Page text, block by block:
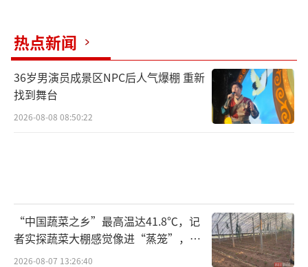
热点新闻
36岁男演员成景区NPC后人气爆棚 重新
找到舞台
2026-08-08 08:50:22
“中国蔬菜之乡”最高温达41.8℃，记
者实探蔬菜大棚感觉像进“蒸笼”，有
村民称只能凌晨两点起来干活
2026-08-07 13:26:40